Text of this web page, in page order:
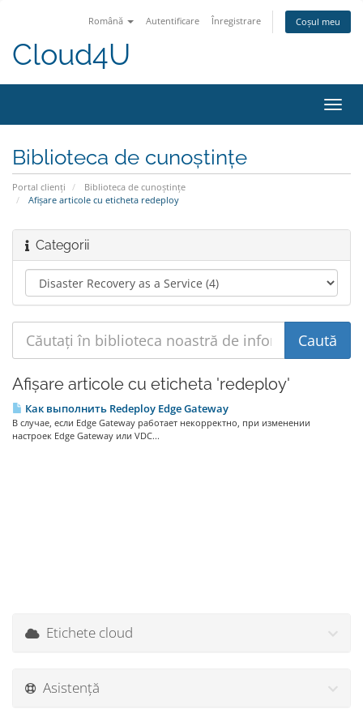
Română Autentificare Înregistrare Coșul meu
Cloud4U
Biblioteca de cunoștințe
Portal clienți
Biblioteca de cunoștințe
Afișare articole cu eticheta redeploy
Categorii
Afișare articole cu eticheta 'redeploy'
Как выполнить Redeploy Edge Gateway
В случае, если Edge Gateway работает некорректно, при изменении
настроек Edge Gateway или VDC...
Etichete cloud
Asistență